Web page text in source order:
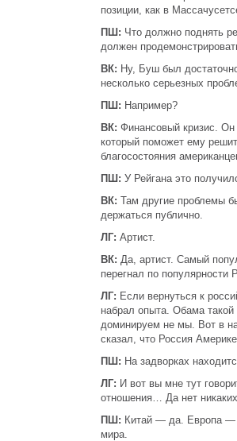
позиции, как в
ПШ: Что должно поднять
должен
ВК: Ну, Буш был
несколько серьезных
ПШ: Например?
ВК: Финансовый кризис. Он
который поможет ему
благосостояния
ПШ: У Рейгана это
ВК: Там другие проблемы
держаться публично.
ЛГ: Артист.
ВК: Да, артист. Самый
перегнал по популярности
ЛГ: Если вернуться к
набрал опыта. Обама
доминируем не мы. Вот в
сказал, что Россия
ПШ: На задворках
ЛГ: И вот вы мне тут
отношения… Да нет
ПШ: Китай — да. Европа —
мира.